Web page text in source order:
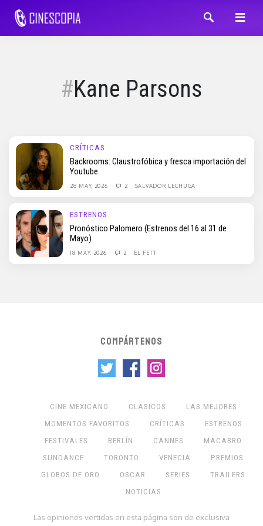
Kane Parsons
CRÍTICAS
Backrooms: Claustrofóbica y fresca importación del
Youtube
28 MAY, 2026 2 SALVADOR LECHUGA
ESTRENOS
Pronóstico Palomero (Estrenos del 16 al 31 de
Mayo)
18 MAY, 2026 2 EL FETT
COMPÁRTENOS
CINE MEXICANO CLÁSICOS
LAS MEJORES
MOMENTOS FAVORITOS
CRÍTICAS
ESTRENOS
FESTIVALES
BERLÍN CANNES
MACABRO
SUNDANCE
TORONTO VENECIA
PREMIOS
GLOBOS DE ORO
OSCAR SERIES
TRAILERS
NOTICIAS
Las opiniones vertidas en esta página son de exclusiva